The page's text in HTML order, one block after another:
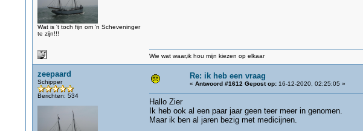
Wat is 't toch fijn om 'n Scheveninger
te zijn!!!
Wie wat waar,ik hou mijn kiezen op elkaar
zeepaard
Schipper
Berichten: 534
Re: ik heb een vraag
« Antwoord #1612 Gepost op:16-12-2020, 02:25:05 »
Hallo Zier
Ik heb ook al een paar jaar geen teer meer in genomen.
Maar ik ben al jaren bezig met medicijnen.